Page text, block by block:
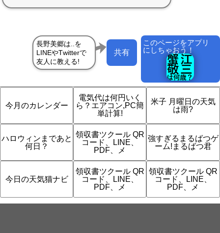
このページをアプリ
にしちゃおう！
共有
今月のカレンダー
電気代は何円いく
ら？エアコン,PC簡
単計算!
米子 月曜日の天気
は雨?
ハロウィンまであと
何日？
領収書ツクール QR
コード、LINE、
PDF、メ
強すぎるまるばつゲ
ーム!まるばつ君
今日の天気猫ナビ
領収書ツクール QR
コード、LINE、
PDF、メ
領収書ツクール QR
コード、LINE、
PDF、メ